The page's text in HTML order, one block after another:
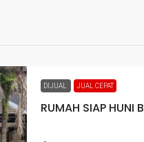
DIJUAL JUAL CEPAT
RUMAH SIAP HUNI